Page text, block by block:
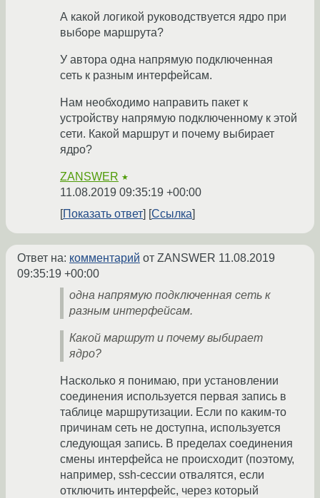
А какой логикой руководствуется ядро при
выборе маршрута?
У автора одна напрямую подключенная
сеть к разным интерфейсам.
Нам необходимо направить пакет к
устройству напрямую подключенному к этой
сети. Какой маршрут и почему выбирает
ядро?
ZANSWER ★
11.08.2019 09:35:19 +00:00
Показать ответ
Ссылка
Ответ на: комментарий от ZANSWER 11.08.2019
09:35:19 +00:00
одна напрямую подключенная сеть к
разным интерфейсам.
Какой маршрут и почему выбирает
ядро?
Насколько я понимаю, при установлении
соединения используется первая запись в
таблице маршрутизации. Если по каким-то
причинам сеть не доступна, используется
следующая запись. В пределах соединения
смены интерфейса не происходит (поэтому,
например, ssh-сессии отвалятся, если
отключить интерфейс, через который